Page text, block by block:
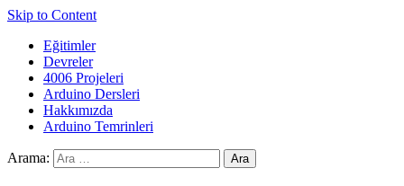
Skip to Content
Eğitimler
Devreler
4006 Projeleri
Arduino Dersleri
Hakkımızda
Arduino Temrinleri
Arama: